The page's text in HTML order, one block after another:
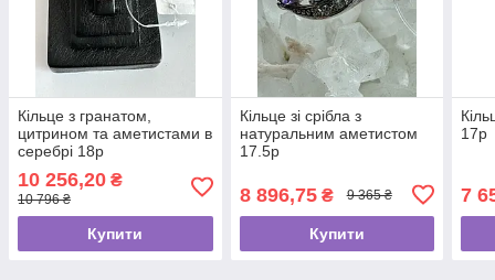
Кільце з гранатом,
цитрином та аметистами в
серебрі 18p
10 256,20 ₴
10 796 ₴
Купити
Кільце зі срібла з
натуральним аметистом
17.5p
8 896,75₴ 9 365 ₴
Купити
17p
7